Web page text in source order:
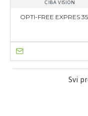
CIBA VISION
OPTI-FREE EXPRES
Svi